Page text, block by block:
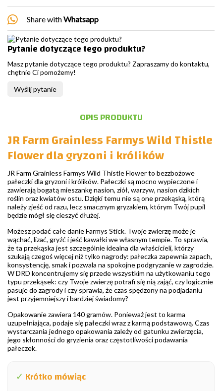
Share withWhatsapp
Pytanie dotyczące tego produktu?
Masz pytanie dotyczące tego produktu? Zapraszamy do kontaktu,
chętnie Ci pomożemy!
Wyślij pytanie
OPIS PRODUKTU
JR Farm Grainless Farmys Wild Thistle
Flower dla gryzoni i królików
JR Farm Grainless Farmys Wild Thistle Flower to bezzbożowe
pałeczki dla gryzoni i królików. Pałeczki są mocno wypieczone i
zawierają bogatą mieszankę nasion, ziół, warzyw, nasion dzikich
roślin oraz kwiatów ostu. Dzięki temu nie są one przekąską, którą
należy zjeść od razu, lecz smacznym gryzakiem, którym Twój pupil
będzie mógł się cieszyć dłużej.
Możesz podać całe danie Farmys Stick. Twoje zwierzę może je
wąchać, lizać, gryźć i jeść kawałki we własnym tempie. To sprawia,
że ta przekąska jest szczególnie idealna dla właścicieli, którzy
szukają czegoś więcej niż tylko nagrody: pałeczka zapewnia zapach,
konsystencję, smak i pozwala na spokojne podgryzanie w zagrodzie.
W DRD koncentrujemy się przede wszystkim na użytkowaniu tego
typu przekąsek: czy Twoje zwierzę potrafi się nią zająć, czy logicznie
pasuje do zagrody i czy sprawia, że czas spędzony na podjadaniu
jest przyjemniejszy i bardziej świadomy?
Opakowanie zawiera 140 gramów. Ponieważ jest to karma
uzupełniająca, podaje się pałeczki wraz z karmą podstawową. Czas
wystarczania jednego opakowania zależy od gatunku zwierzęcia,
jego skłonności do gryzienia oraz częstotliwości podawania
pałeczek.
✓ Krótko mówiąc